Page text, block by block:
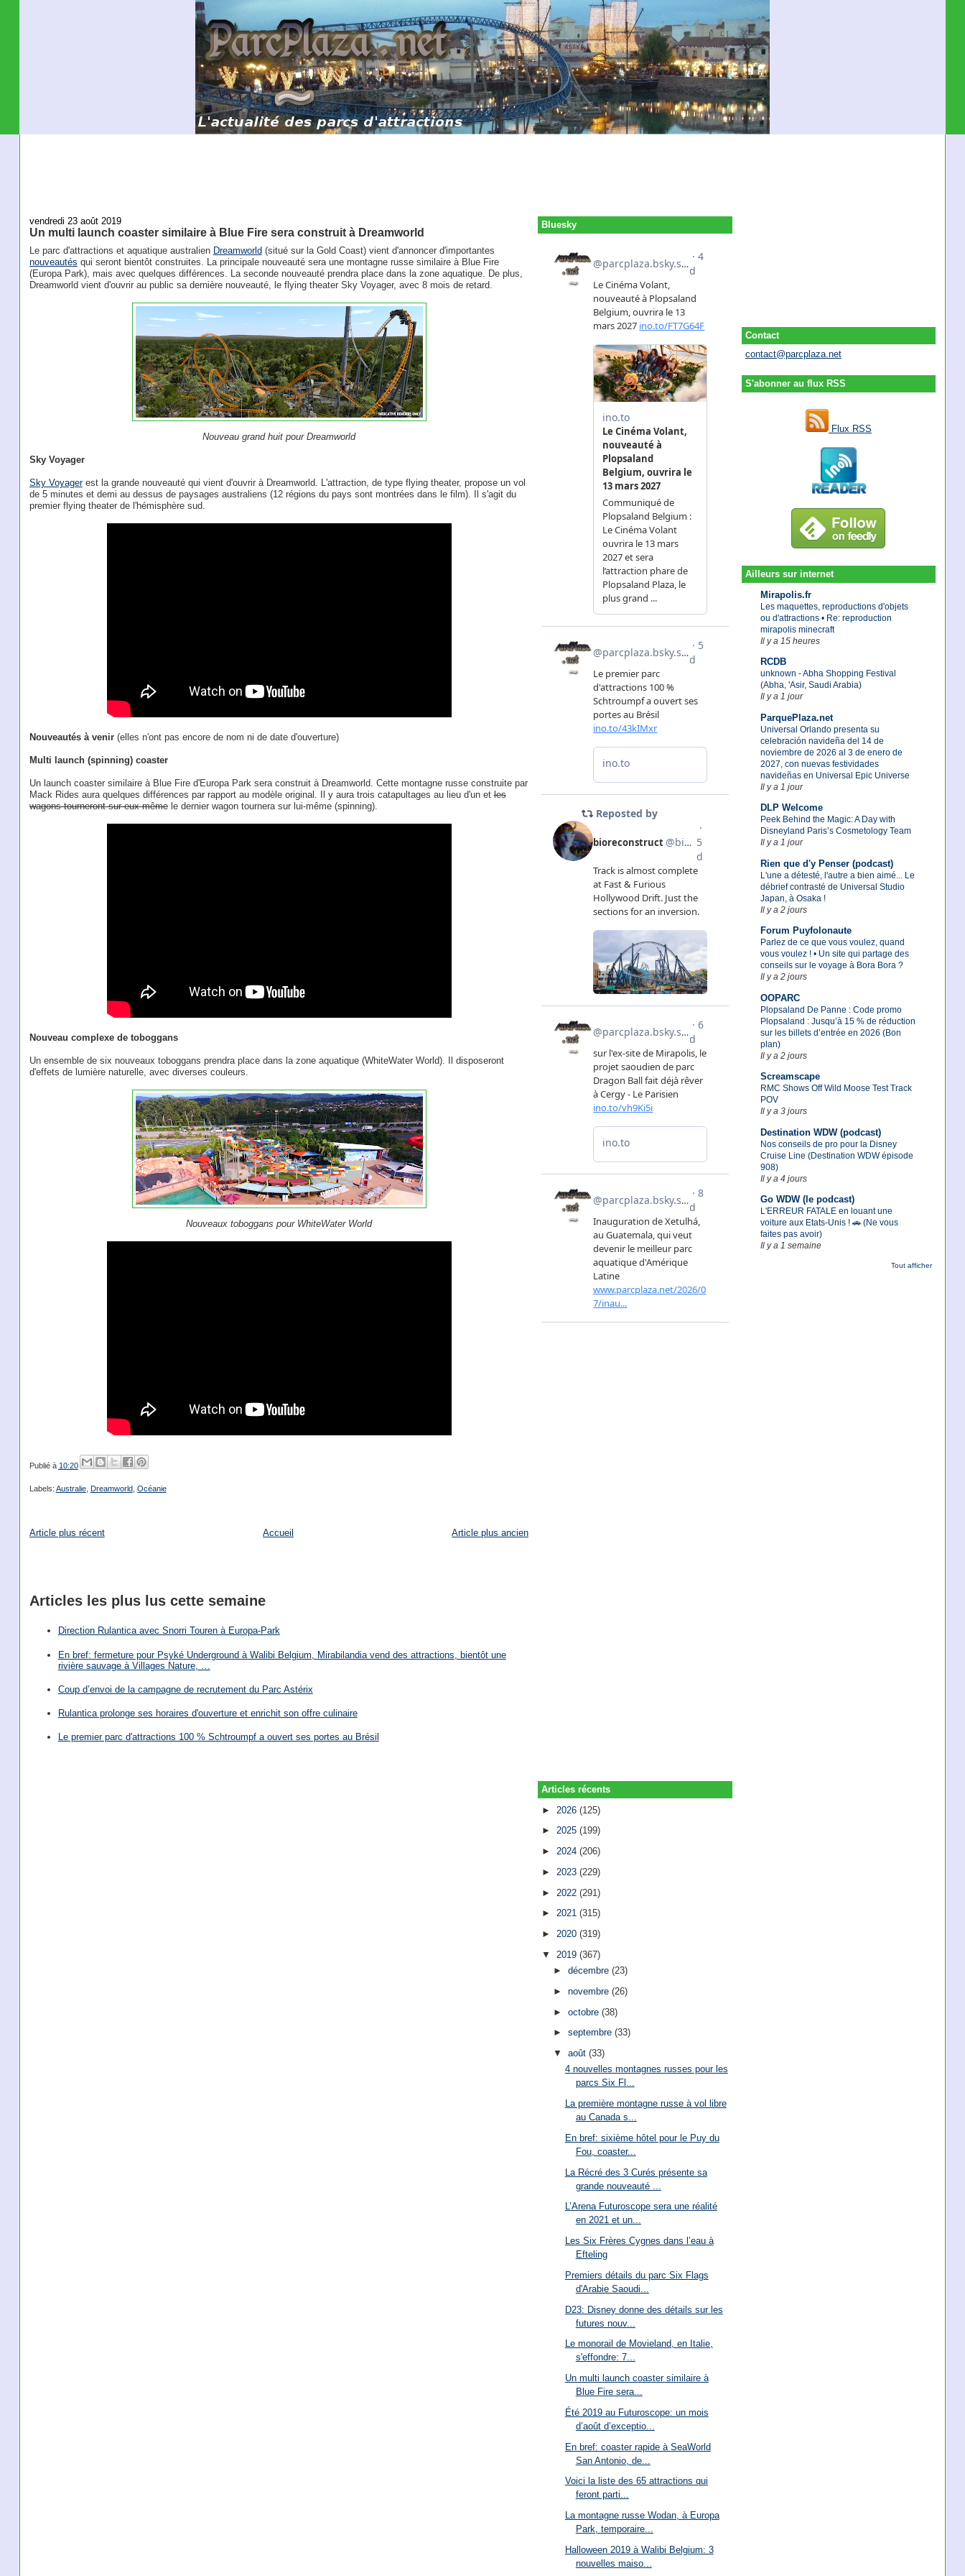
Contact
contact@parcplaza.net
S'abonner au flux RSS
Flux RSS
Ailleurs sur internet
Mirapolis.fr
Les maquettes, reproductions d'objets
ou d'attractions • Re: reproduction
mirapolis minecraft
Il y a 15 heures
RCDB
unknown - Abha Shopping Festival
(Abha, 'Asir, Saudi Arabia)
Il y a 1 jour
ParquePlaza.net
Universal Orlando presenta su
celebración navideña del 14 de
noviembre de 2026 al 3 de enero de
2027, con nuevas festividades
navideñas en Universal Epic Universe
Il y a 1 jour
DLP Welcome
Peek Behind the Magic: A Day with
Disneyland Paris’s Cosmetology Team
Il y a 1 jour
Rien que d'y Penser (podcast)
L'une a détesté, l'autre a bien aimé... Le
débrief contrasté de Universal Studio
Japan, à Osaka !
Il y a 2 jours
Forum Puyfolonaute
Parlez de ce que vous voulez, quand
vous voulez ! • Un site qui partage des
conseils sur le voyage à Bora Bora ?
Il y a 2 jours
OOPARC
Plopsaland De Panne : Code promo
Plopsaland : Jusqu’à 15 % de réduction
sur les billets d’entrée en 2026 (Bon
plan)
Il y a 2 jours
Screamscape
RMC Shows Off Wild Moose Test Track
POV
Il y a 3 jours
Destination WDW (podcast)
Nos conseils de pro pour la Disney
Cruise Line (Destination WDW épisode
908)
Il y a 4 jours
Go WDW (le podcast)
L'ERREUR FATALE en louant une
voiture aux Etats-Unis ! 🚗 (Ne vous
faites pas avoir)
Il y a 1 semaine
Tout afficher
vendredi 23 août 2019
Un multi launch coaster similaire à Blue Fire sera construit à Dreamworld
Le parc d'attractions et aquatique australien Dreamworld (situé sur la Gold Coast) vient d'annoncer d'importantes
nouveautés qui seront bientôt construites. La principale nouveauté sera une montagne russe similaire à Blue Fire
(Europa Park), mais avec quelques différences. La seconde nouveauté prendra place dans la zone aquatique. De plus,
Dreamworld vient d'ouvrir au public sa dernière nouveauté, le flying theater Sky Voyager, avec 8 mois de retard.
Nouveau grand huit pour Dreamworld
Sky Voyager
Sky Voyagerest la grande nouveauté qui vient d'ouvrir à Dreamworld. L'attraction, de type flying theater, propose un vol
de 5 minutes et demi au dessus de paysages australiens (12 régions du pays sont montrées dans le film). Il s'agit du
premier flying theater de l'hémisphère sud.
Nouveautés à venir(elles n'ont pas encore de nom ni de date d'ouverture)
Multi launch (spinning) coaster
Un launch coaster similaire à Blue Fire d'Europa Park sera construit à Dreamworld. Cette montagne russe construite par
Mack Rides aura quelques différences par rapport au modèle original. Il y aura trois catapultages au lieu d'un etles
wagons tourneront sur eux mêmele dernier wagon tournera sur lui-même (spinning).
Nouveau complexe de toboggans
Un ensemble de six nouveaux toboggans prendra place dans la zone aquatique (WhiteWater World). Il disposeront
d'effets de lumière naturelle, avec diverses couleurs.
Nouveaux toboggans pour WhiteWater World
Publié à 10:20
Labels: Australie, Dreamworld, Océanie
Article plus récent Article plus ancien
Accueil
Articles les plus lus cette semaine
Direction Rulantica avec Snorri Touren à Europa-Park
En bref: fermeture pour Psyké Underground à Walibi Belgium, Mirabilandia vend des attractions, bientôt une
rivière sauvage à Villages Nature, …
Coup d’envoi de la campagne de recrutement du Parc Astérix
Rulantica prolonge ses horaires d'ouverture et enrichit son offre culinaire
Le premier parc d'attractions 100 % Schtroumpf a ouvert ses portes au Brésil
Bluesky
Articles récents
► 2026(125)
►2025(199)
►2024(206)
► 2023(229)
► 2022(291)
►2021(315)
►2020(319)
▼ 2019(367)
► décembre (23)
► novembre (26)
► octobre (38)
► septembre (33)
▼ août (33)
4 nouvelles montagnes russes pour les
parcs Six Fl...
La première montagne russe à vol libre
au Canada s...
En bref: sixième hôtel pour le Puy du
Fou, coaster...
La Récré des 3 Curés présente sa
grande nouveauté ...
L’Arena Futuroscope sera une réalité
en 2021 et un...
Les Six Frères Cygnes dans l’eau à
Efteling
Premiers détails du parc Six Flags
d'Arabie Saoudi...
D23: Disney donne des détails sur les
futures nouv...
Le monorail de Movieland, en Italie,
s'effondre: 7...
Un multi launch coaster similaire à
Blue Fire sera...
Été 2019 au Futuroscope: un mois
d’août d’exceptio...
En bref: coaster rapide à SeaWorld
San Antonio, de...
Voici la liste des 65 attractions qui
feront parti...
La montagne russe Wodan, à Europa
Park, temporaire...
Halloween 2019 à Walibi Belgium: 3
nouvelles maiso...